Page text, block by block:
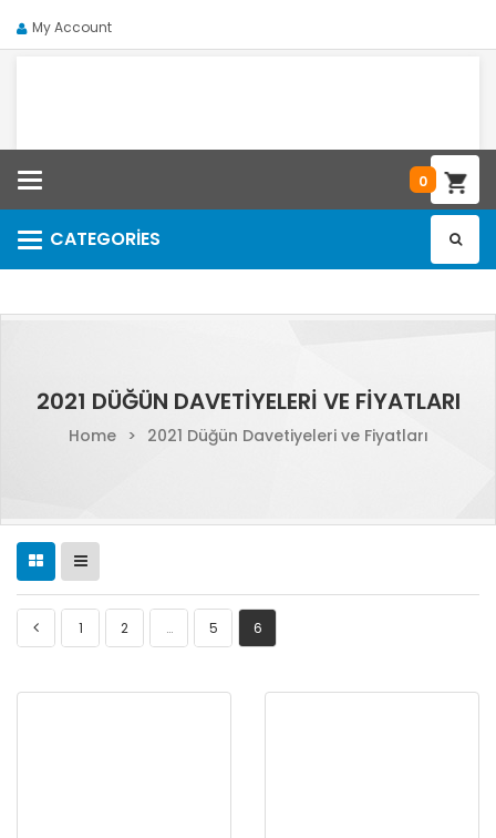
My Account
0
CATEGORIES
Categories
2021 DÜĞÜN DAVETIYELERI VE FIYATLARI
Home > 2021 Düğün Davetiyeleri ve Fiyatları
1 2 … 5 6